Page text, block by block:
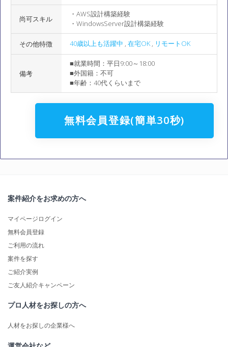
尚可スキル
・AWS設計構築経験
・WindowsServer設計構築経験
その他特徴 40歳以上も活躍中 , 在宅OK, リモートOK
備考
■就業時間：平日9:00～18:00
■外国籍：不可
■年齢：40代くらいまで
無料会員登録(簡単30秒)
案件紹介をお求めの方へ
マイページログイン
無料会員登録
ご利用の流れ
案件を探す
ご紹介実例
ご友人紹介キャンペーン
プロ人材をお探しの方へ
人材をお探しの企業様へ